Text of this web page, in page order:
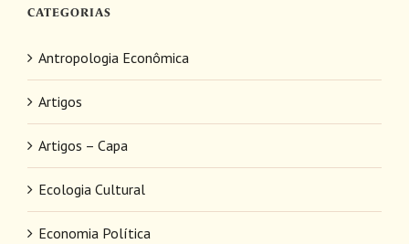
CATEGORIAS
Antropologia Econômica
Artigos
Artigos – Capa
Ecologia Cultural
Economia Política